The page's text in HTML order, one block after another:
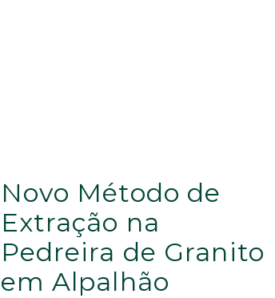
Novo Método de
Extração na
Pedreira de Granito
em Alpalhão